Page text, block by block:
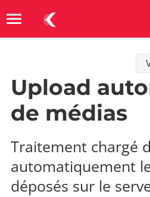
menu
Upload
de médias
Traitement chargé
automatiquement
déposés sur le